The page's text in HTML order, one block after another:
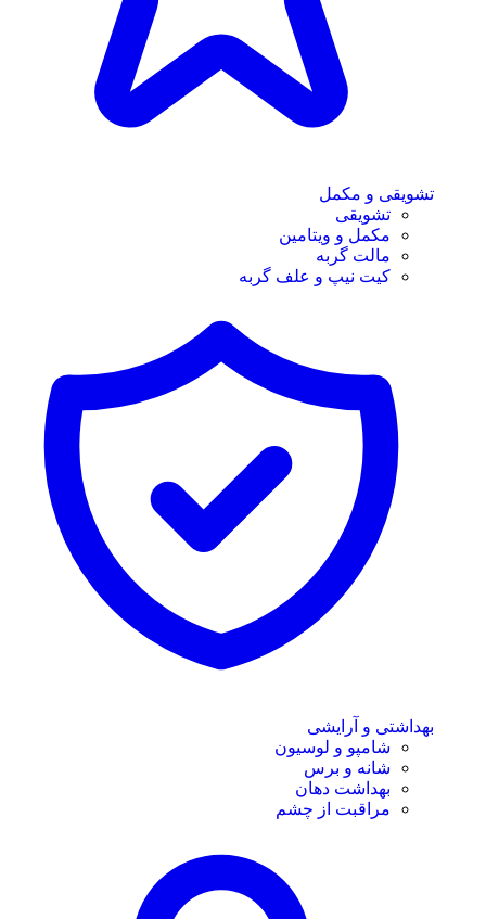
تشویقی و مکمل
تشویقی
مکمل و ویتامین
مالت گربه
کیت نیپ و علف گربه
بهداشتی و آرایشی
شامپو و لوسیون
شانه و برس
بهداشت دهان
مراقبت از چشم